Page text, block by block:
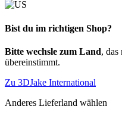
Bist du im richtigen Shop?
Bitte wechsle zum Land, das
übereinstimmt.
Zu 3DJake International
Anderes Lieferland wählen